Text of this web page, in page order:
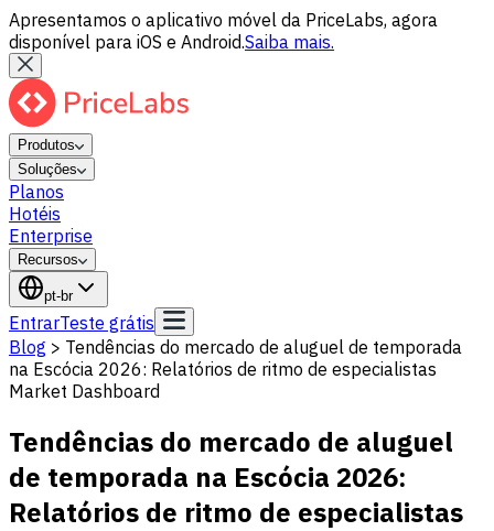
Apresentamos o aplicativo móvel da PriceLabs, agora
disponível para iOS e Android.Saiba mais.
Produtos
Soluções
Planos
Hotéis
Enterprise
Recursos
pt-br
EntrarTeste grátis
Blog > Tendências do mercado de aluguel de temporada
na Escócia 2026: Relatórios de ritmo de especialistas
Market Dashboard
Tendências do mercado de aluguel
de temporada na Escócia 2026:
Relatórios de ritmo de especialistas